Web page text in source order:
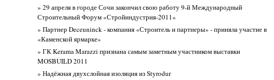
» 29 апреля в городе Сочи закончил свою работу 9-й Международный
Строительный Форум «Стройиндустрия-2011»
» Партнер Deceuninck - компания «Строитель и партнеры» - приняла участие в
«Каменской ярмарке»
» ГК Kerama Marazzi признана самым заметным участником выставки
MOSBUILD 2011
» Надёжная двухслойная изоляция из Styrodur